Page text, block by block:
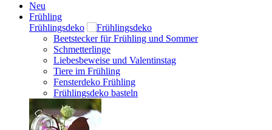
Neu
Frühling
Frühlingsdeko
Beetstecker für Frühling und Sommer
Schmetterlinge
Liebesbeweise und Valentinstag
Tiere im Frühling
Fensterdeko Frühling
Frühlingsdeko basteln